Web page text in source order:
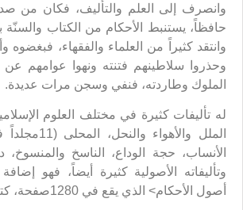
وانصرف إلى العلم والتأليف، فكان من
حافظاً، يستنبط الأحكام من الكتاب والسنّة
وانتقد كثيراً من العلماء والفقهاء، فبغضوه
وحذروا سلاطينهم فتنته ونهوا عوامهم عن
الملوك وطاردته، فنفي وسجن مرات عديدة.
له تأليفات كثيرة في مختلف العلوم
الملل
الأنساب، حجة الوداع، الناسخ
وتأليفاته الأصولية كثيرة أيضاً، فهو
أصول الأحكام> الذي يقع في 1280صفحة، كتب